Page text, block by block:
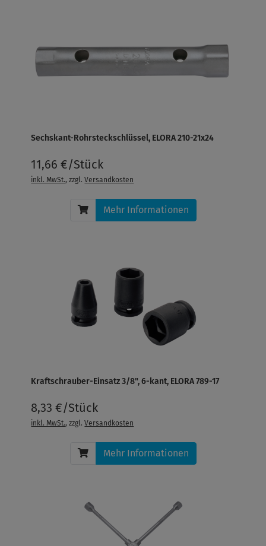
Sechskant-Rohrsteckschlüssel, ELORA 210-21x24
11,66 €/Stück
inkl. MwSt., zzgl.Versandkosten
Mehr Informationen
Kraftschrauber-Einsatz 3/8", 6-kant, ELORA 789-17
8,33 €/Stück
inkl. MwSt., zzgl.Versandkosten
Mehr Informationen